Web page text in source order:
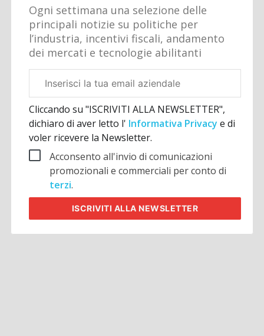
Ogni settimana una selezione delle
principali notizie su politiche per
l’industria, incentivi fiscali, andamento
dei mercati e tecnologie abilitanti
aziendale
Cliccando su "ISCRIVITI ALLA NEWSLETTER",
dichiaro di aver letto l' Informativa Privacye di
voler ricevere la Newsletter.
Acconsento all'invio di comunicazioni
promozionali e commerciali per conto di
terzi.
ISCRIVITI ALLA NEWSLETTER